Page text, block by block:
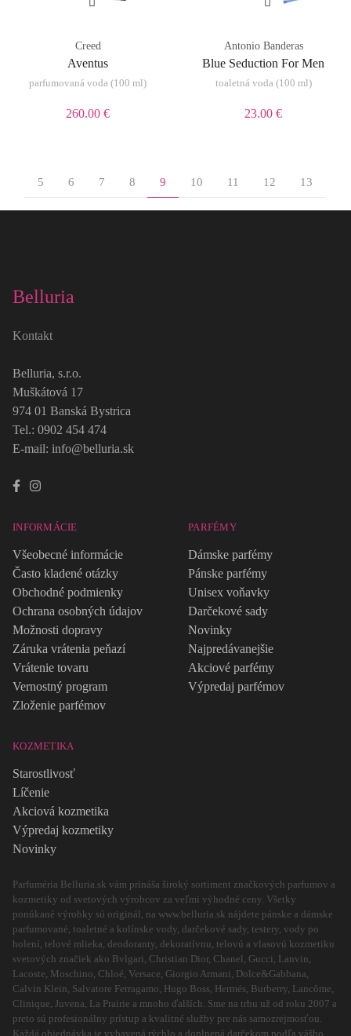
Creed
Aventus
parfumovaná voda (100 ml)
260.00 €
Antonio Banderas
Blue Seduction For Men
toaletná voda (100 ml)
23.00 €
5 6 7 8 9 10 11 12 13
Belluria
Kontakt
Belluria, s.r.o.
Muškátová 17
974 01 Banská Bystrica
Tel.: 0902 454 474
E-mail: info@belluria.sk
INFORMÁCIE
Všeobecné informácie
Často kladené otázky
Obchodné podmienky
Ochrana osobných údajov
Možnosti dopravy
Záruka vrátenia peňazí
Vrátenie tovaru
Vernostný program
Zloženie parfémov
PARFÉMY
Dámske parfémy
Pánske parfémy
Unisex voňavky
Darčekové sady
Novinky
Najpredávanejšie
Akciové parfémy
Výpredaj parfémov
KOZMETIKA
Starostlivosť
Líčenie
Akciová kozmetika
Výpredaj kozmetiky
Novinky
Parfuméria Belluria.sk vám prináša široký sortiment značkových parfumov a
kozmetiky od svetových výrobcov za veľmi výhodné ceny. Všetky
ponúkané výrobky sú originál, na www.belluria.sk nájdete pánske a dámske
parfumované, toaletné a kolínske vody, darčekové sady, testery, vody po
holení, telové mlieka, deodoranty, dekoratívnu, telovú a vlasovú kozmetiku
svetových značiek ako Bvlgari, Christian Dior, Chanel, Gucci, Lanvin,
Lacoste, Moschino, Chloé, Versace, Giorgio Armani, Dolce&Gabbana,
Calvin Klein, Salvatore Ferragamo, Hugo Boss, Hermés, Burberry, Lancôme,
Clinique, Juvena, La Prairie a mnoho ďalších. Sme na trhu už od roku 2007 a
preto sú profesionálny prístup a kvalitné služby pre nás samozrejmosťou.
Každá objednávka je vybavená rýchlo a doplnená darčekom podľa vášho